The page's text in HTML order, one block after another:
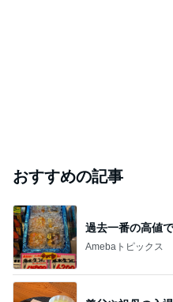
おすすめの記事
過去一番の高値
Amebaトピックス